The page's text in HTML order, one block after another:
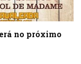
no próximo